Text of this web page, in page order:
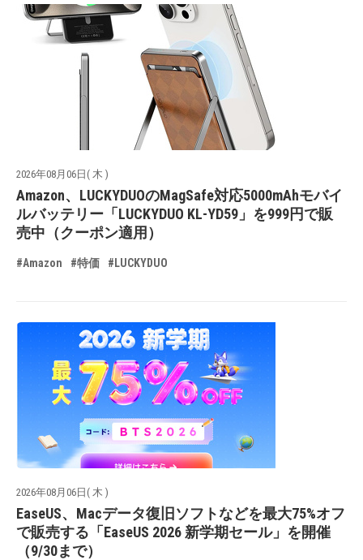
2026年08月06日( 木 )
Amazon、LUCKYDUOのMagSafe対応5000mAhモバイ
ルバッテリー「LUCKYDUO KL-YD59」を999円で販
売中（クーポン適用）
#Amazon #特価 #LUCKYDUO
2026年08月06日( 木 )
EaseUS、Macデータ復旧ソフトなどを最大75%オフ
で販売する「EaseUS 2026 新学期セール」を開催
（9/30まで）